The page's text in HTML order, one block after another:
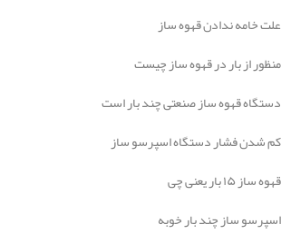
علت خامه ندادن قهوه ساز
منظور از بار در قهوه ساز چیست
دستگاه قهوه ساز صنعتی چند بار است
کم شدن فشار دستگاه اسپرسو ساز
قهوه ساز ۱۵ بار یعنی چی
اسپرسو ساز چند بار خوبه